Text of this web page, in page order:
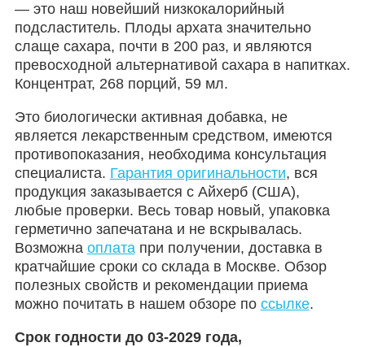
— это наш новейший низкокалорийный
подсластитель. Плоды архата значительно
слаще сахара, почти в 200 раз, и являются
превосходной альтернативой сахара в напитках.
Концентрат, 268 порций, 59 мл.
Это биологически активная добавка, не
является лекарственным средством, имеются
противопоказания, необходима консультация
специалиста. Гарантия оригинальности, вся
продукция заказывается с Айхерб (США),
любые проверки. Весь товар новый, упаковка
герметично запечатана и не вскрывалась.
Возможна оплатапри получении, доставка в
кратчайшие сроки со склада в Москве. Обзор
полезных свойств и рекомендации приема
можно почитать в нашем обзоре по ссылке.
Срок годности до 03-2029 года,